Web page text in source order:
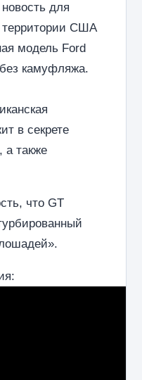
для
США
модель Ford
камуфляжа.
в секрете
а также
что GT